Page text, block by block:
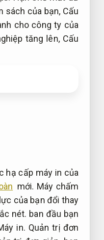
sách của bạn, Cấu
cho công ty của
tăng lên, Cấu
hạ cấp máy in của
mới. Máy chấm
của bạn đổi thay
nét. ban đầu bạn
in. Quản trị đơn